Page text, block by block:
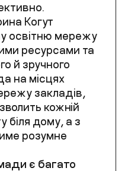
Когут
освітню мережу
ресурсами та
й зручного
на місцях
закладів,
кожній
біля дому, а з
розумне
є багато